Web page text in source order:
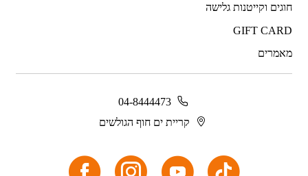
חוגים וקייטנות גלישה
GIFT CARD
מאמרים
04-8444473
קריית ים חוף הגולשים